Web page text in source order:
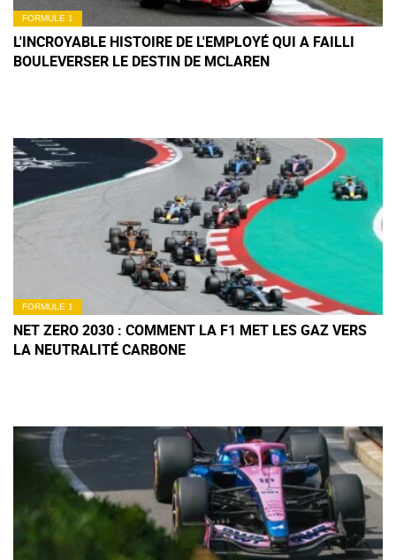
FORMULE 1
L'INCROYABLE HISTOIRE DE L'EMPLOYÉ QUI A FAILLI
BOULEVERSER LE DESTIN DE MCLAREN
FORMULE 1
NET ZERO 2030 : COMMENT LA F1 MET LES GAZ VERS
LA NEUTRALITÉ CARBONE